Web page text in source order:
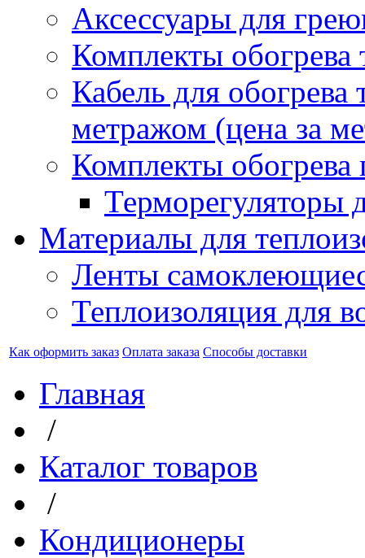
Аксессуары для
Комплекты обогрева
Кабель для обогрева
метражом (цена за
Комплекты обогрева
Терморегуляторы
Материалы для
Ленты
Теплоизоляция для
Как оформить заказ Оплата заказа Способы доставки
Главная
/
Каталог товаров
/
Кондиционеры